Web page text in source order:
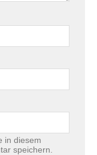
in diesem
speichern.